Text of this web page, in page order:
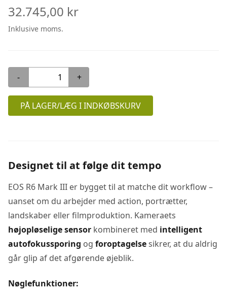
32.745,00 kr
Inklusive moms.
- +
PÅ LAGER/LÆG I INDKØBSKURV
Designet til at følge dit tempo
EOS R6 Mark III er bygget til at matche dit workflow –
uanset om du arbejder med action, portrætter,
landskaber eller filmproduktion. Kameraets
højopløselige sensor kombineret med intelligent
autofokussporing og foroptagelsesikrer, at du aldrig
går glip af det afgørende øjeblik.
Nøglefunktioner: